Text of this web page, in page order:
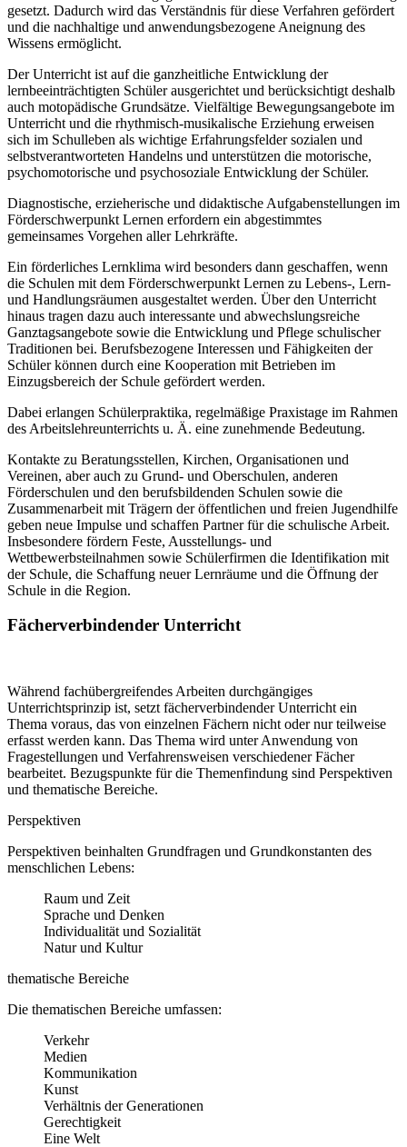
gesetzt. Dadurch wird das Verständnis für diese Verfahren gefördert
und die nachhaltige und anwendungsbezogene Aneignung des
Wissens ermöglicht.
Der Unterricht ist auf die ganzheitliche Entwicklung der
lernbeeinträchtigten Schüler ausgerichtet und berücksichtigt deshalb
auch motopädische Grundsätze. Vielfältige Bewegungsangebote im
Unterricht und die rhythmisch-musikalische Erziehung erweisen
sich im Schulleben als wichtige Erfahrungsfelder sozialen und
selbstverantworteten Handelns und unterstützen die motorische,
psychomotorische und psychosoziale Entwicklung der Schüler.
Diagnostische, erzieherische und didaktische Aufgabenstellungen im
Förderschwerpunkt Lernen erfordern ein abgestimmtes
gemeinsames Vorgehen aller Lehrkräfte.
Ein förderliches Lernklima wird besonders dann geschaffen, wenn
die Schulen mit dem Förderschwerpunkt Lernen zu Lebens-, Lern-
und Handlungsräumen ausgestaltet werden. Über den Unterricht
hinaus tragen dazu auch interessante und abwechslungsreiche
Ganztagsangebote sowie die Entwicklung und Pflege schulischer
Traditionen bei. Berufsbezogene Interessen und Fähigkeiten der
Schüler können durch eine Kooperation mit Betrieben im
Einzugsbereich der Schule gefördert werden.
Dabei erlangen Schülerpraktika, regelmäßige Praxistage im Rahmen
des Arbeitslehreunterrichts u. Ä. eine zunehmende Bedeutung.
Kontakte zu Beratungsstellen, Kirchen, Organisationen und
Vereinen, aber auch zu Grund- und Oberschulen, anderen
Förderschulen und den berufsbildenden Schulen sowie die
Zusammenarbeit mit Trägern der öffentlichen und freien Jugendhilfe
geben neue Impulse und schaffen Partner für die schulische Arbeit.
Insbesondere fördern Feste, Ausstellungs- und
Wettbewerbsteilnahmen sowie Schülerfirmen die Identifikation mit
der Schule, die Schaffung neuer Lernräume und die Öffnung der
Schule in die Region.
Fächerverbindender Unterricht
Während fachübergreifendes Arbeiten durchgängiges
Unterrichtsprinzip ist, setzt fächerverbindender Unterricht ein
Thema voraus, das von einzelnen Fächern nicht oder nur teilweise
erfasst werden kann. Das Thema wird unter Anwendung von
Fragestellungen und Verfahrensweisen verschiedener Fächer
bearbeitet. Bezugspunkte für die Themenfindung sind Perspektiven
und thematische Bereiche.
Perspektiven
Perspektiven beinhalten Grundfragen und Grundkonstanten des
menschlichen Lebens:
Raum und Zeit
Sprache und Denken
Individualität und Sozialität
Natur und Kultur
thematische Bereiche
Die thematischen Bereiche umfassen:
Verkehr
Medien
Kommunikation
Kunst
Verhältnis der Generationen
Gerechtigkeit
Eine Welt